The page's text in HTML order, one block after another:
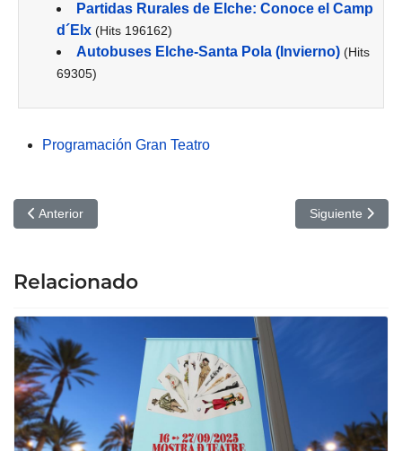
Partidas Rurales de Elche: Conoce el Camp
d´Elx (Hits 196162)
Autobuses Elche-Santa Pola (Invierno) (Hits
69305)
Programación Gran Teatro
Artículo anterior: Elvis: Coming Back To Las Vegas, Gran Teatro
Anterior Artículo
Siguiente
Relacionado